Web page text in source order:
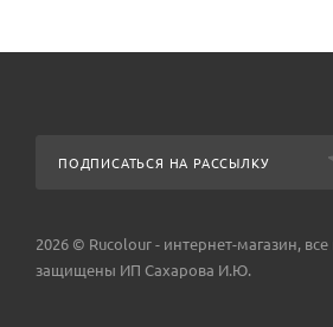
ПОДПИСАТЬСЯ НА РАССЫЛКУ
2026 © Rucolour - интернет-магазин, все
защищены ИП Сахарова И.Ю.